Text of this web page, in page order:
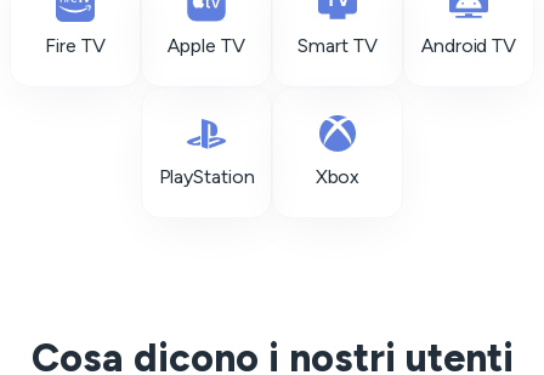
Fire TV Apple TV Smart TV Android TV
PlayStation Xbox
Cosa dicono i nostri utenti